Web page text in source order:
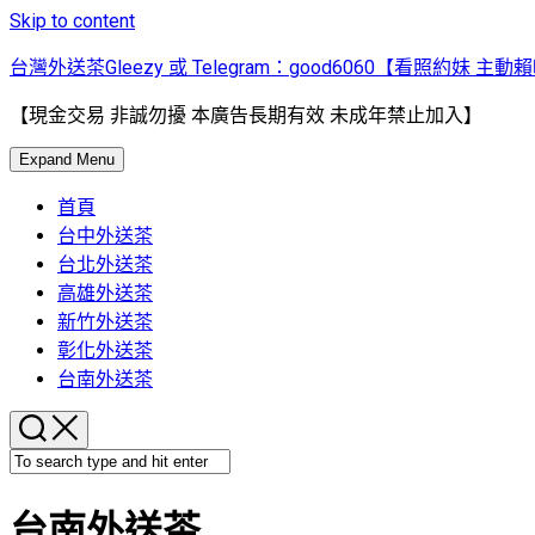
Skip to content
台灣外送茶Gleezy 或 Telegram：good6060【看照約妹 主動
【現金交易 非誠勿擾 本廣告長期有效 未成年禁止加入】
Expand Menu
首頁
台中外送茶
台北外送茶
高雄外送茶
新竹外送茶
彰化外送茶
台南外送茶